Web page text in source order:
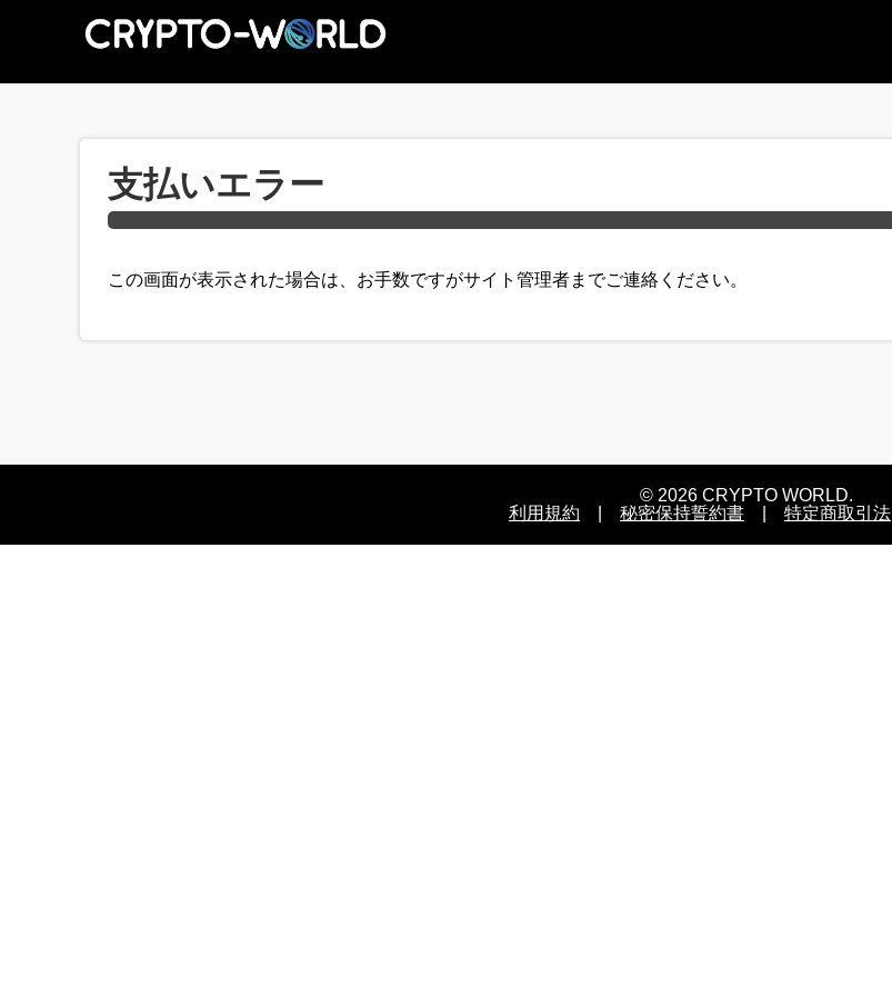
支払いエラー
この画面が表示された場合は、お手数ですがサイト管理者までご連絡ください。
© 2026 CRYPTO WORLD.
利用規約
秘密保持誓約書 特定商取引法